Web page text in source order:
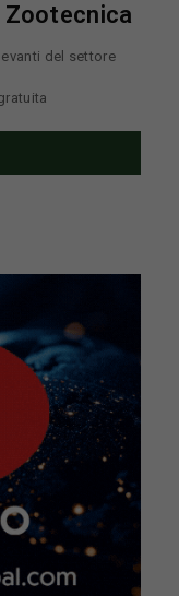
Zootecnica
del settore